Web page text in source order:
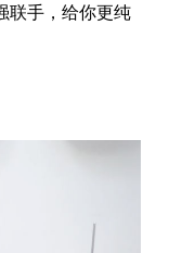
联手，给你更纯